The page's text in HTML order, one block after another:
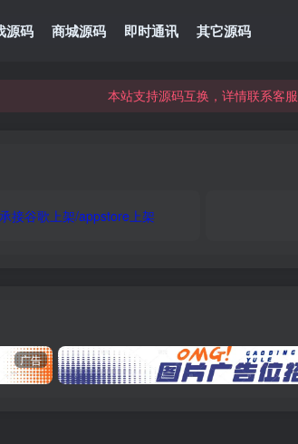
源码 商城源码 即时通讯 其它源码
本站支持源码互换，详情联系客服
本站支持源码互换，详情联系客服
接谷歌上架/appstore上架
广告